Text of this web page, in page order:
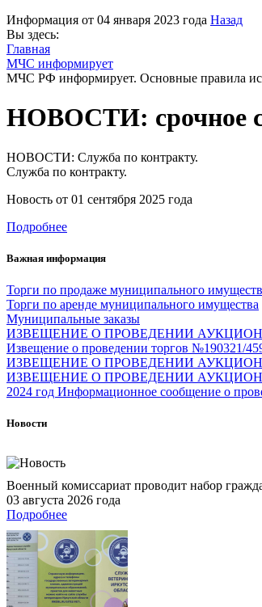
Информация от 04 января 2023 года Назад
Вы здесь:
Главная
МЧС информирует
МЧС РФ информирует. Основные правила
НОВОСТИ: срочное
НОВОСТИ: Служба по контракту.
Служба по контракту.
Новость от 01 сентября 2025 года
Подробнее
Важная информация
Торги по продаже муниципального
Торги по аренде муниципального имущества
Муниципальные заказы
ИЗВЕЩЕНИЕ О ПРОВЕДЕНИИ АУКЦИОНА на
Извещение о проведении торгов №190321/
ИЗВЕЩЕНИЕ О ПРОВЕДЕНИИ АУКЦИОНА на
ИЗВЕЩЕНИЕ О ПРОВЕДЕНИИ АУКЦИОНА на
2024 год Информационное сообщение о
Новости
Военный комиссариат проводит набор
03 августа 2026 года
Подробнее